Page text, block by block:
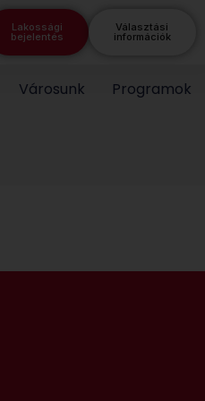
Lakossági
bejelentés
Választási
információk
Városunk Programok